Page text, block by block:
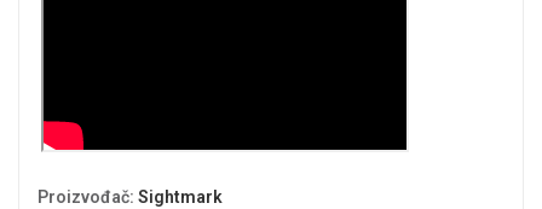
Proizvođač: Sightmark